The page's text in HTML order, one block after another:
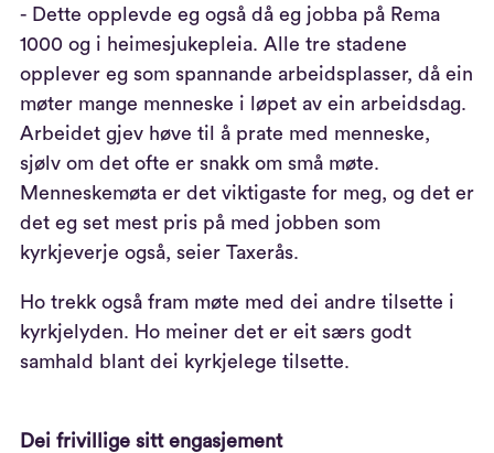
- Dette opplevde eg også då eg jobba på Rema
1000 og i heimesjukepleia. Alle tre stadene
opplever eg som spannande arbeidsplasser, då ein
møter mange menneske i løpet av ein arbeidsdag.
Arbeidet gjev høve til å prate med menneske,
sjølv om det ofte er snakk om små møte.
Menneskemøta er det viktigaste for meg, og det er
det eg set mest pris på med jobben som
kyrkjeverje også, seier Taxerås.
Ho trekk også fram møte med dei andre tilsette i
kyrkjelyden. Ho meiner det er eit særs godt
samhald blant dei kyrkjelege tilsette.
Dei frivillige sitt engasjement